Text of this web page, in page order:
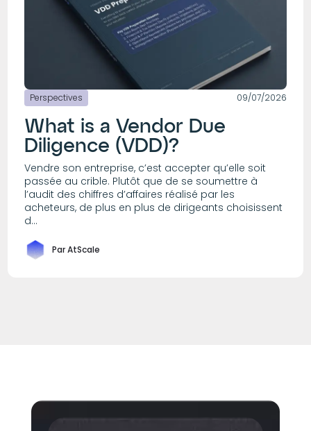
Perspectives 09/07/2026
What is a Vendor Due
Diligence (VDD)?
Vendre son entreprise, c’est accepter qu’elle soit
passée au crible. Plutôt que de se soumettre à
l’audit des chiffres d’affaires réalisé par les
acheteurs, de plus en plus de dirigeants choisissent
d...
Par AtScale